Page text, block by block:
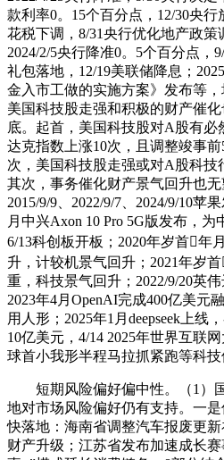
款利率0。15个百分点，12/30央行
花税下调，8/31央行优化地产政策
2024/2/5央行降准0。5个百分点，
礼包落地，12/19美联储降息；
金入市工做的实施方案》发布等
美国科技股走强和积极的财产催
底。起首，美国科技股对A股有必
达克指数上涨10次，且调整竣事
次，美国科技股走强或对A股科技
其次，事务催化财产景气回升也无
2015/9/9、2022/9/7、2024/9/10苹
月中兴Axon 10 Pro 5G版发布，为
6/13科创板开板；2020年岁首年
升，计较机景气回升；2021年岁
重，科技景气回升；2022/9/20英
2023年4月OpenAI完成400亿美元
用人形；2025年1月deepseek上线
10亿美元，4/14 2025年世界互联
球首小我形半程马拉抓紧跑等科技
短期风险偏好偏中性。（1）
地对市场风险偏好仍有支持。一
快落地：海南省调整汽车报废更
财产升级；江苏省发布加速成长